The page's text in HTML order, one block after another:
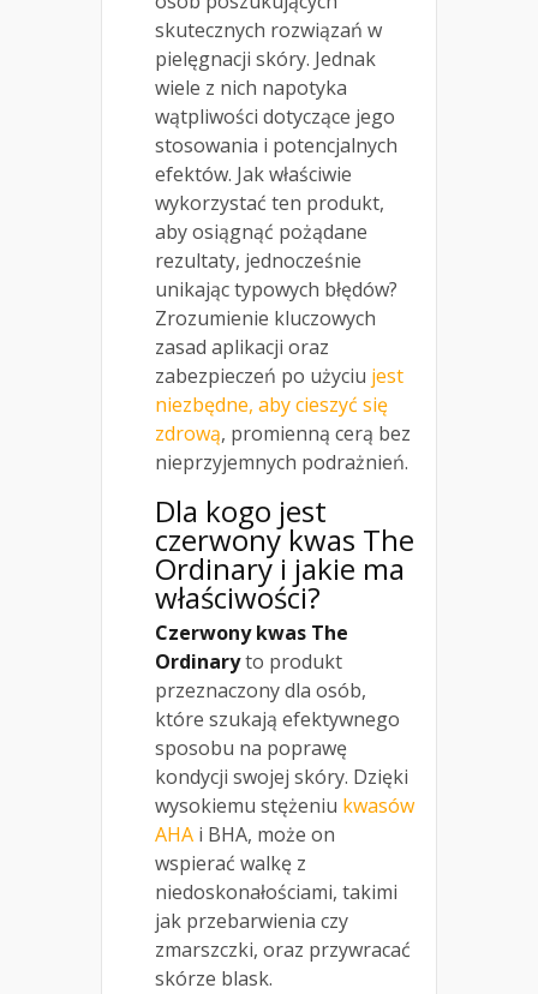
skutecznych rozwiązań w
pielęgnacji skóry. Jednak
wiele z nich napotyka
wątpliwości dotyczące jego
stosowania i potencjalnych
efektów. Jak właściwie
wykorzystać ten produkt,
aby osiągnąć pożądane
rezultaty, jednocześnie
unikając typowych błędów?
Zrozumienie kluczowych
zasad aplikacji oraz
zabezpieczeń po użyciu jest
niezbędne, aby cieszyć się
zdrową, promienną cerą bez
nieprzyjemnych podrażnień.
Dla kogo jest
czerwony kwas The
Ordinary i jakie ma
właściwości?
Czerwony kwas The
Ordinaryto produkt
przeznaczony dla osób,
które szukają efektywnego
sposobu na poprawę
kondycji swojej skóry. Dzięki
wysokiemu stężeniu kwasów
AHA i BHA, może on
wspierać walkę z
niedoskonałościami, takimi
jak przebarwienia czy
zmarszczki, oraz przywracać
skórze blask.